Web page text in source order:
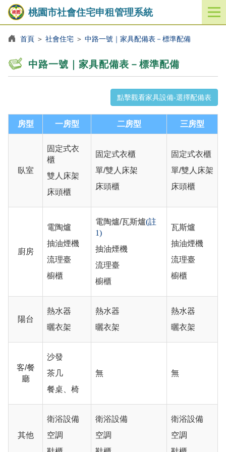
桃園市社會住宅申租管理系統
開
啟
選
單
首頁 ＞ 社會住宅 ＞ 中路一號｜家具配備表－標準配備
中路一號｜家具配備表－標準配備
點擊觀看家具設備-選擇配備表
房型 一房型 二房型 三房型
臥室
固定式衣
櫃
雙人床架
床頭櫃
固定式衣櫃
單/雙人床架
床頭櫃
固定式衣櫃
單/雙人床架
床頭櫃
廚房
電陶爐
抽油煙機
流理臺
櫥櫃
電陶爐/瓦斯爐(註
1)
抽油煙機
流理臺
櫥櫃
瓦斯爐
抽油煙機
流理臺
櫥櫃
陽台
熱水器
曬衣架
熱水器
曬衣架
熱水器
曬衣架
客/餐
廳
沙發
茶几
餐桌、椅
無 無
其他
衛浴設備
空調
衛浴設備
空調
衛浴設備
空調